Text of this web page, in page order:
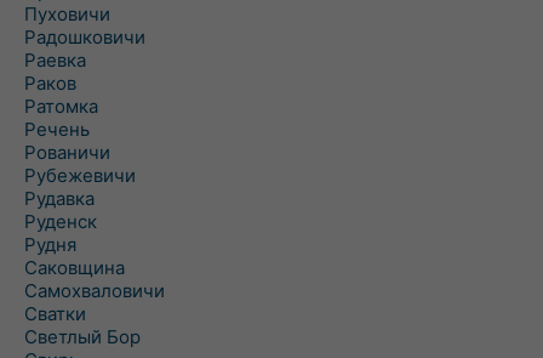
Пуховичи
Радошковичи
Раевка
Раков
Ратомка
Речень
Рованичи
Рубежевичи
Рудавка
Руденск
Рудня
Саковщина
Самохваловичи
Сватки
Светлый Бор